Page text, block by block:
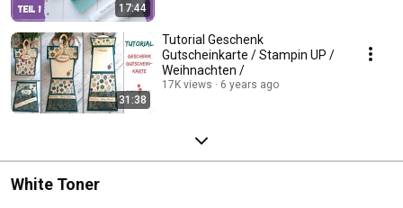
17:44
31:38
Tutorial Geschenk
Gutscheinkarte / Stampin UP /
Weihnachten /
17K views 6 years ago
White Toner